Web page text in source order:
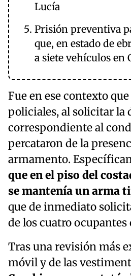
Lucía
Prisión preventiva
que, en estado de
a siete vehículos en
Fue en ese contexto
policiales, al solicitar la
correspondiente al
percataron de la
armamento.
que en el piso del
se mantenía un arma
que de inmediato
de los cuatro
Tras una revisión más
móvil y de las